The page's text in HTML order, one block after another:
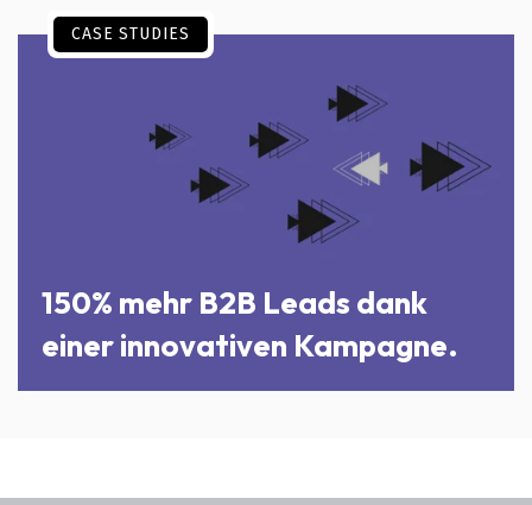
150% mehr B2B Leads dank
einer innovativen Kampagne.
CASE STUDIES